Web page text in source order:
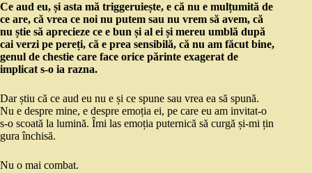
Ce aud eu, și asta mă triggeruiește, e că nu e mulțumită de
ce are, că vrea ce noi nu putem sau nu vrem să avem, că
nu știe să aprecieze ce e bun și al ei și mereu umblă după
cai verzi pe pereți, că e prea sensibilă, că nu am făcut bine,
genul de chestie care face orice părinte exagerat de
implicat s-o ia razna.
Dar știu că ce aud eu nu e și ce spune sau vrea ea să spună.
Nu e despre mine, e despre emoția ei, pe care eu am invitat-o
s-o scoată la lumină. Îmi las emoția puternică să curgă și-mi țin
gura închisă.
Nu o mai combat.